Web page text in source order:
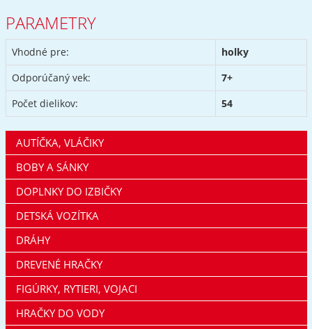
PARAMETRY
Vhodné pre:
holky
Odporúčaný vek:
7+
Počet dielikov:
54
AUTÍČKA, VLÁČIKY
BOBY A SÁNKY
DOPLNKY DO IZBIČKY
DETSKÁ VOZÍTKA
DRÁHY
DREVENÉ HRAČKY
FIGÚRKY, RYTIERI, VOJACI
HRAČKY DO VODY